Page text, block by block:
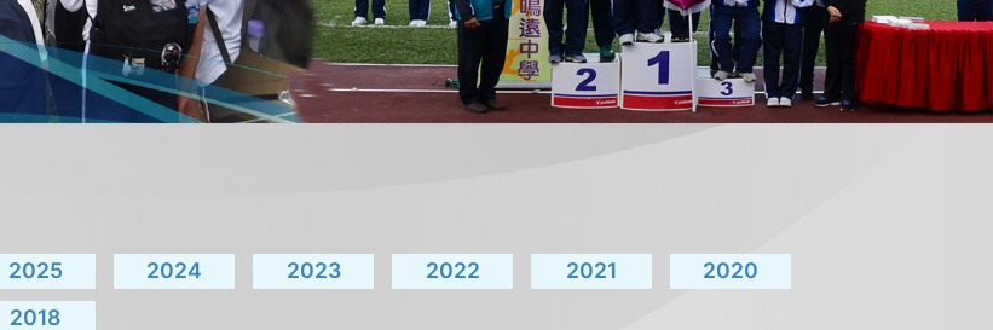
2025 2024 2023 2022 2021
2020
2018